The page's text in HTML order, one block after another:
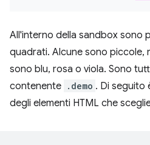
All'interno della sandbox sono
quadrati. Alcune sono piccole,
sono blu, rosa o viola. Sono
contenente .demo . Di seguito
degli elementi HTML che